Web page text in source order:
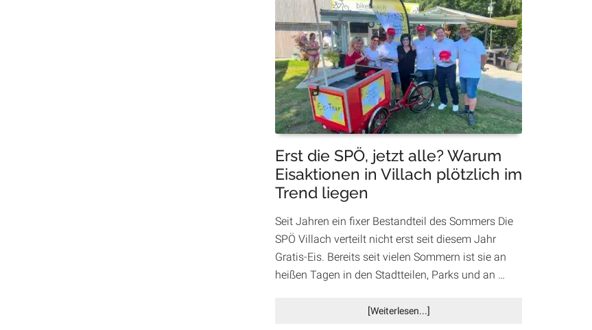
Unterstützung
für
Eltern:
Villach
bietet
Betreuung
in
den
Herbstferien
Erst die SPÖ, jetzt alle? Warum
Eisaktionen in Villach plötzlich im
Trend liegen
Seit Jahren ein fixer Bestandteil des Sommers Die
SPÖ Villach verteilt nicht erst seit diesem Jahr
Gratis-Eis. Bereits seit vielen Sommern ist sie an
heißen Tagen in den Stadtteilen, Parks und an …
[Weiterlesen...]Infos